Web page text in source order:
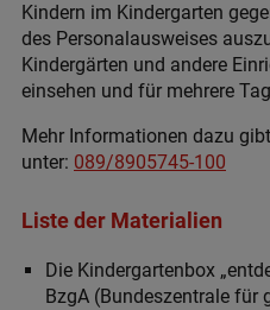
Kindern im Kindergarten
des Personalausweises
Kindergärten und andere
einsehen und für mehrere
Mehr Informationen dazu
unter: 089/8905745-100
Liste der Materialien
Die Kindergartenbox
BzgA (Bundeszentrale